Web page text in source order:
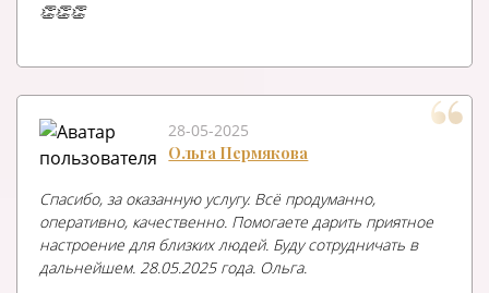
👏👏👏
28-05-2025
Ольга Пермякова
Спасибо, за оказанную услугу. Всё продуманно,
оперативно, качественно. Помогаете дарить приятное
настроение для близких людей. Буду сотрудничать в
дальнейшем. 28.05.2025 года. Ольга.